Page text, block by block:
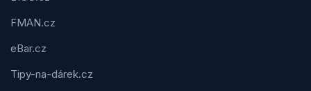
FMAN.cz
eBar.cz
Tipy-na-dárek.cz